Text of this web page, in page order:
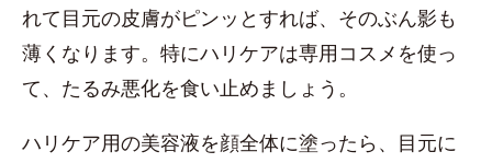
れて目元の皮膚がピンッとすれば、そのぶん影も
薄くなります。特にハリケアは専用コスメを使っ
て、たるみ悪化を食い止めましょう。
ハリケア用の美容液を顔全体に塗ったら、目元に